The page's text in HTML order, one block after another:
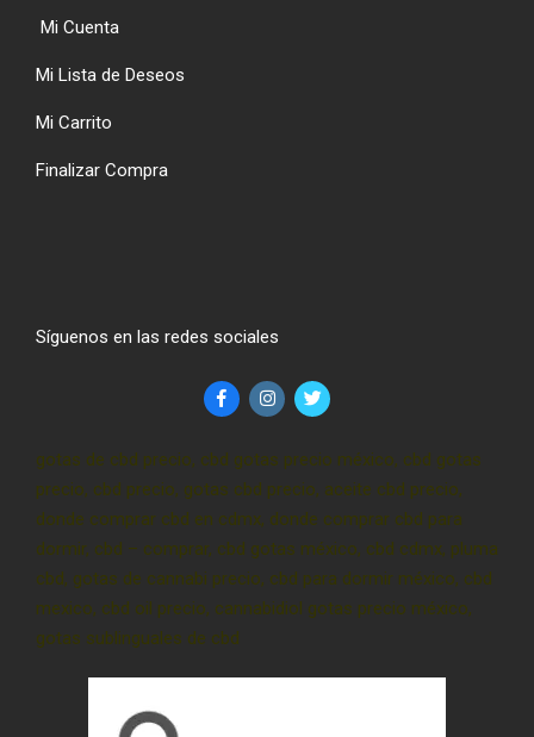
Mi Cuenta
Mi Lista de Deseos
Mi Carrito
Finalizar Compra
Síguenos en las redes sociales
gotas de cbd precio, cbd gotas precio méxico, cbd gotas
precio, cbd precio, gotas cbd precio, aceite cbd precio,
donde comprar cbd en cdmx, donde comprar cbd para
dormir, cbd – comprar, cbd gotas méxico, cbd cdmx, pluma
cbd, gotas de cannabi precio, cbd para dormir méxico, cbd
mexico, cbd oil precio, cannabidiol gotas precio méxico,
gotas sublinguales de cbd